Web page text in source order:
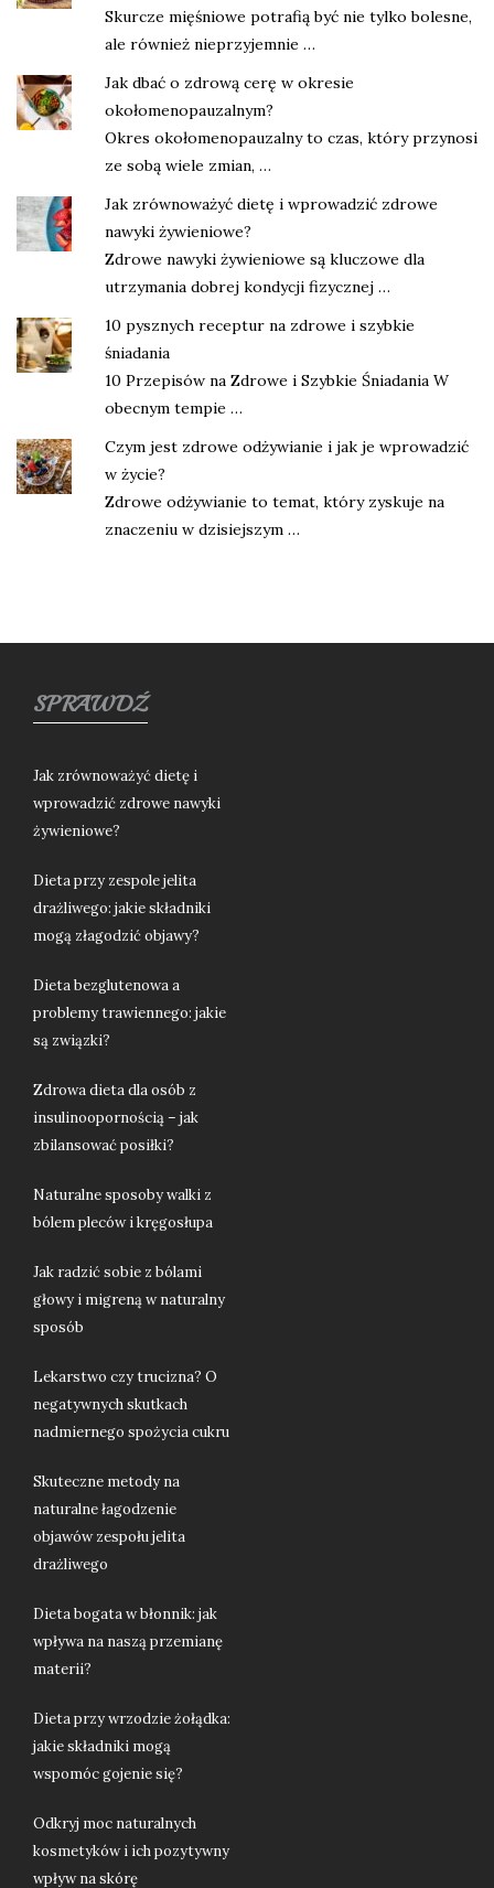
Skurcze mięśniowe potrafią być nie tylko bolesne,
ale również nieprzyjemnie …
Jak dbać o zdrową cerę w okresie
okołomenopauzalnym?
Okres okołomenopauzalny to czas, który przynosi
ze sobą wiele zmian, …
Jak zrównoważyć dietę i wprowadzić zdrowe
nawyki żywieniowe?
Zdrowe nawyki żywieniowe są kluczowe dla
utrzymania dobrej kondycji fizycznej …
10 pysznych receptur na zdrowe i szybkie
śniadania
10 Przepisów na Zdrowe i Szybkie Śniadania W
obecnym tempie …
Czym jest zdrowe odżywianie i jak je wprowadzić
w życie?
Zdrowe odżywianie to temat, który zyskuje na
znaczeniu w dzisiejszym …
SPRAWDŹ
Jak zrównoważyć dietę i
wprowadzić zdrowe nawyki
żywieniowe?
Dieta przy zespole jelita
drażliwego: jakie składniki
mogą złagodzić objawy?
Dieta bezglutenowa a
problemy trawiennego: jakie
są związki?
Zdrowa dieta dla osób z
insulinoopornością – jak
zbilansować posiłki?
Naturalne sposoby walki z
bólem pleców i kręgosłupa
Jak radzić sobie z bólami
głowy i migreną w naturalny
sposób
Lekarstwo czy trucizna? O
negatywnych skutkach
nadmiernego spożycia cukru
Skuteczne metody na
naturalne łagodzenie
objawów zespołu jelita
drażliwego
Dieta bogata w błonnik: jak
wpływa na naszą przemianę
materii?
Dieta przy wrzodzie żołądka:
jakie składniki mogą
wspomóc gojenie się?
Odkryj moc naturalnych
kosmetyków i ich pozytywny
wpływ na skórę